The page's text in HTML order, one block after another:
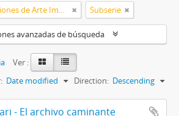
Colección de Publicaciones de Arte Impreso Subserie
avanzadas de búsqueda
Ver :
Date modified Direction: Descending
- El archivo caminante